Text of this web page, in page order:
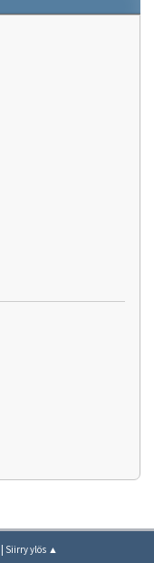
| Siirry ylös ▲